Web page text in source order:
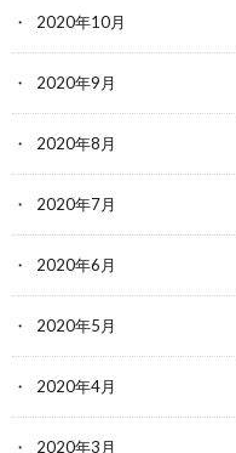
2020年10月
2020年9月
2020年8月
2020年7月
2020年6月
2020年5月
2020年4月
2020年3月